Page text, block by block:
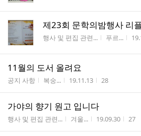
제23회 문학의밤행사 리
게시판명
행사 및 편집 관련... 작성자
푸르... 작
11월의 도서 올려요
게시판명
공지 사항 작성자
복숭... 작성시간
19.11.13 조회수
28
가야의 향기 원고 입니다
게시판명
행사 및 편집 관련... 작성자
겨울... 작성시간
19.09.30 조회
27